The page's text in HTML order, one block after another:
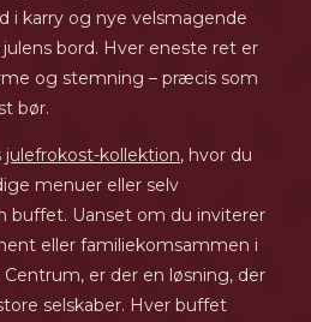
i karry og nye velsmagende
bord. Hver eneste ret er
og stemning – præcis som
bør.
julefrokost-kollektion, hvor du
menuer eller selv
Uanset om du inviterer
eller familiekomsammen i
er der en løsning, der
selskaber. Hver buffet